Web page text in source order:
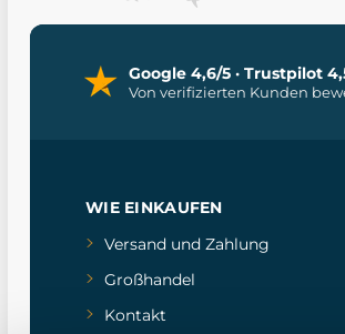
Google 4,6/5 · Trustpilot
Von verifizierten Kunden
WIE EINKAUFEN
Versand und Zahlung
Großhandel
Kontakt